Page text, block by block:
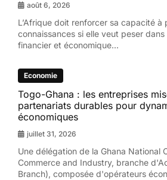
août 6, 2026
L’Afrique doit renforcer sa capacité à
connaissances si elle veut peser
financier et économique...
Economie
Togo-Ghana : les entreprises
partenariats durables pour
économiques
juillet 31, 2026
Une délégation de la Ghana National
Commerce and Industry, branche
Branch), composée d'opérateurs